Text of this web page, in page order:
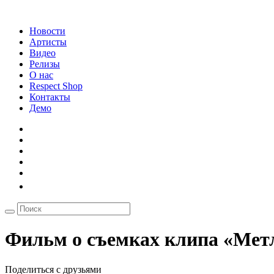
Новости
Артисты
Видео
Релизы
О нас
Respect Shop
Контакты
Демо
Фильм о съемках клипа
Поделиться с друзьями